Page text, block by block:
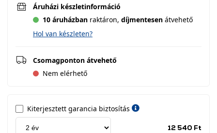
Áruházi készletinformáció
10 áruházban raktáron, díjmentesen átvehető
Hol van készleten?
Csomagponton átvehető
Nem elérhető
Kiterjesztett garancia biztosítás
12 540 Ft